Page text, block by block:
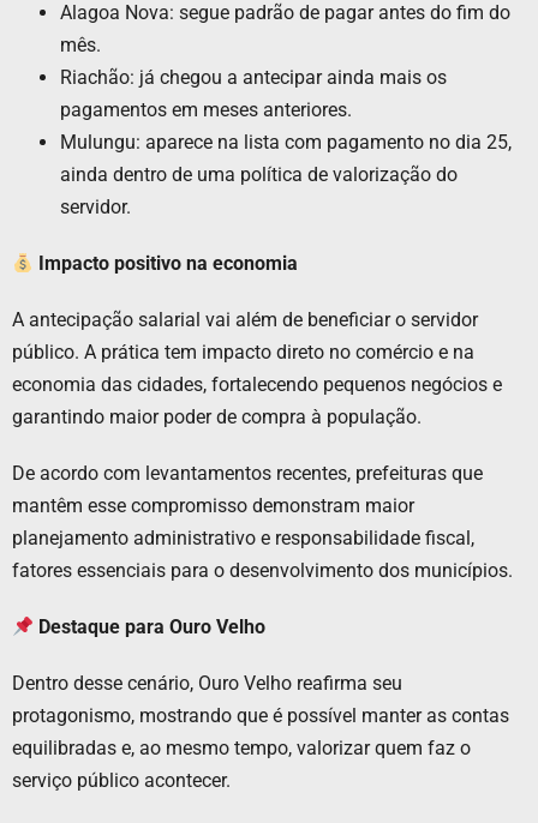
Alagoa Nova: segue padrão de pagar antes do fim do
mês.
Riachão: já chegou a antecipar ainda mais os
pagamentos em meses anteriores.
Mulungu: aparece na lista com pagamento no dia 25,
ainda dentro de uma política de valorização do
servidor.
Impacto positivo na economia
A antecipação salarial vai além de beneficiar o servidor
público. A prática tem impacto direto no comércio e na
economia das cidades, fortalecendo pequenos negócios e
garantindo maior poder de compra à população.
De acordo com levantamentos recentes, prefeituras que
mantêm esse compromisso demonstram maior
planejamento administrativo e responsabilidade fiscal,
fatores essenciais para o desenvolvimento dos municípios.
Destaque para Ouro Velho
Dentro desse cenário, Ouro Velho reafirma seu
protagonismo, mostrando que é possível manter as contas
equilibradas e, ao mesmo tempo, valorizar quem faz o
serviço público acontecer.